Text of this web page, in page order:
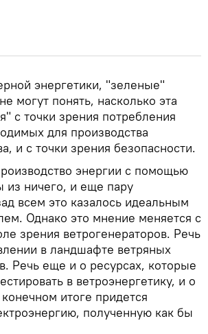
энергетики, "зеленые"
могут понять, насколько эта
с точки зрения потребления
для производства
и с точки зрения безопасности.
энергии с помощью
из ничего, и еще пару
всем это казалось идеальным
Однако это мнение меняется с
зрения ветрогенераторов. Речь
в ландшафте ветряных
Речь еще и о ресурсах, которые
в ветроэнергетику, и о
итоге придется
полученную как бы